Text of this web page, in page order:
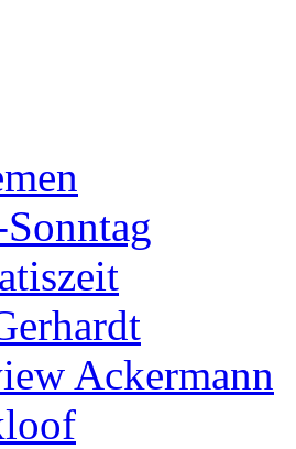
Ackermann